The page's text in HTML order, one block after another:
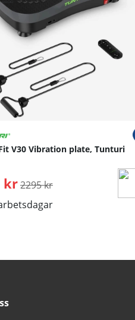
V30 Vibration plate, Tunturi
kr Ordinarie pris:
2295 kr